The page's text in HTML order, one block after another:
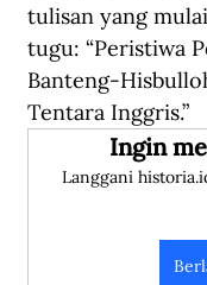
tulisan yang
tugu: “Peristiwa
Banteng-
Tentara Inggris.”
Ingin
Langgani